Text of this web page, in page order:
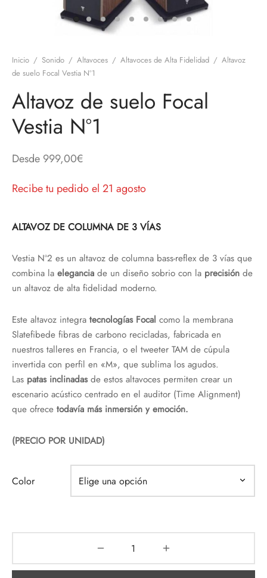
Inicio / Sonido / Altavoces / Altavoces de Alta Fidelidad / Altavoz
de suelo Focal Vestia Nº1
Altavoz de suelo Focal
Vestia Nº1
Desde 999,00€
Recibe tu pedido el 21 agosto
ALTAVOZ DE COLUMNA DE 3 VÍAS
Vestia Nº2 es un altavoz de columna bass-reflex de 3 vías que
combina la elegancia de un diseño sobrio con la precisión de
un altavoz de alta fidelidad moderno.
Este altavoz integra tecnologías Focal como la membrana
Slatefibede fibras de carbono recicladas, fabricada en
nuestros talleres en Francia, o el tweeter TAM de cúpula
invertida con perfil en «M», que sublima los agudos.
Las patas inclinadasde estos altavoces permiten crear un
escenario acústico centrado en el auditor (Time Alignment)
que ofrece todavía más inmersión y emoción.
(PRECIO POR UNIDAD)
Color
Equipos de Sonido
en Informática